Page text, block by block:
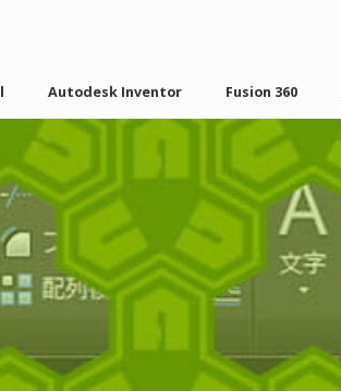
Autodesk Inventor Fusion 360